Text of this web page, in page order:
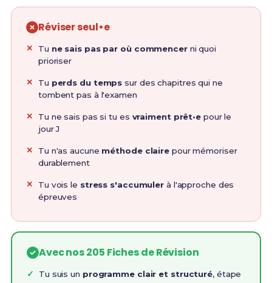
Réviser seul•e
Tu ne sais pas par où commencerni quoi
prioriser
Tu perds du temps sur des chapitres qui ne
tombent pas à l'examen
Tu ne sais pas si tu es vraiment prêt•e pour le
jour J
Tu n'as aucune méthode claire pour mémoriser
durablement
Tu vois le stress s'accumuler à l'approche des
épreuves
Avec nos 205 Fiches de Révision
Tu suis un programme clair et structuré, étape